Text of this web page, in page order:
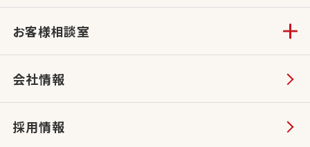
お客様相談室
会社情報
採用情報